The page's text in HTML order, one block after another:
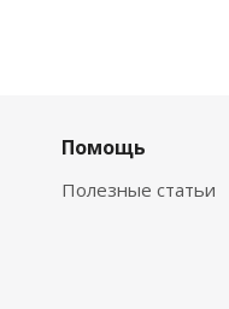
Помощь
Полезные статьи